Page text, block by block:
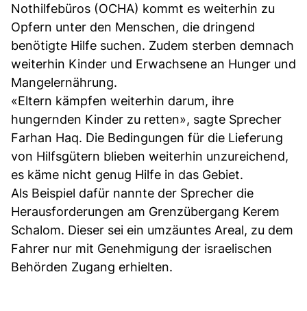
Nothilfebüros (OCHA) kommt es weiterhin zu
Opfern unter den Menschen, die dringend
benötigte Hilfe suchen. Zudem sterben demnach
weiterhin Kinder und Erwachsene an Hunger und
Mangelernährung.
«Eltern kämpfen weiterhin darum, ihre
hungernden Kinder zu retten», sagte Sprecher
Farhan Haq. Die Bedingungen für die Lieferung
von Hilfsgütern blieben weiterhin unzureichend,
es käme nicht genug Hilfe in das Gebiet.
Als Beispiel dafür nannte der Sprecher die
Herausforderungen am Grenzübergang Kerem
Schalom. Dieser sei ein umzäuntes Areal, zu dem
Fahrer nur mit Genehmigung der israelischen
Behörden Zugang erhielten.